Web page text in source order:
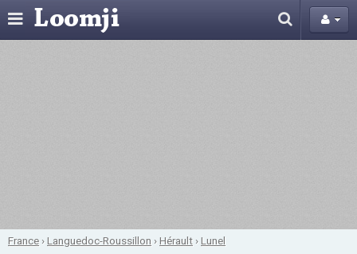
France ›Languedoc-Roussillon ›Hérault ›Lunel